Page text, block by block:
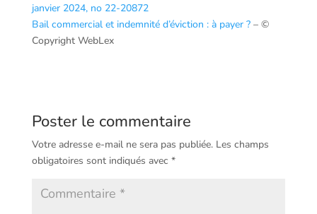
janvier 2024, no 22-20872
Bail commercial et indemnité d’éviction : à payer ?– ©
Copyright WebLex
Poster le commentaire
Votre adresse e-mail ne sera pas publiée. Les champs
obligatoires sont indiqués avec *